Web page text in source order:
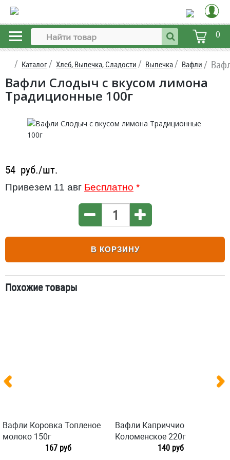
0
Каталог Хлеб, Выпечка, Сладости Выпечка Вафли
Вафли Слодыч с вкусом лимона
Традиционные 100г
54 руб./шт.
Привезем 11 авг Бесплатно *
В КОРЗИНУ
Похожие товары
Вафли Коровка Топленое
молоко 150г
167 руб
Вафли Каприччио
Коломенское 220г
140 руб